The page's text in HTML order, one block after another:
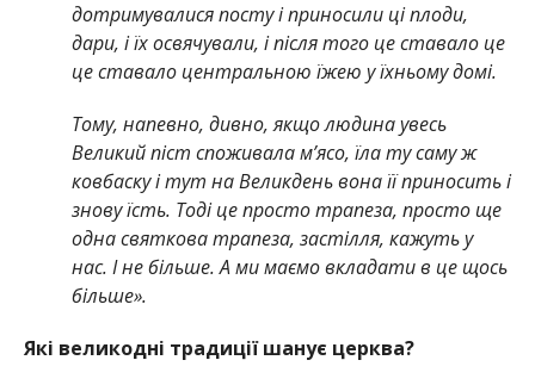
дотримувалися посту і приносили ці плоди,
дари, і їх освячували, і після того це ставало це
це ставало центральною їжею у їхньому домі.
Тому, напевно, дивно, якщо людина увесь
Великий піст споживала м’ясо, їла ту саму ж
ковбаску і тут на Великдень вона її приносить і
знову їсть. Тоді це просто трапеза, просто ще
одна святкова трапеза, застілля, кажуть у
нас. І не більше. А ми маємо вкладати в це щось
більше».
Які великодні традиції шанує церква?